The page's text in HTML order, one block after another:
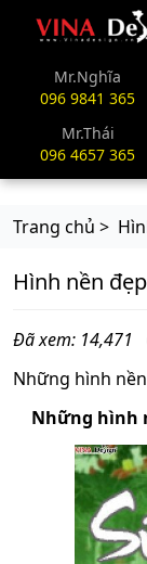
vinadesign.vn
Mr.Nghĩa
096 9841 365
Mr.Thái
096 4657 365
Trang chủ >
Hình nền
Đã xem: 14,471
Những hình
Những hình